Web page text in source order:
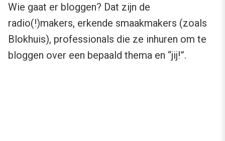
Wie gaat er bloggen? Dat zijn de
radio(!)makers, erkende smaakmakers (zoals
Blokhuis), professionals die ze inhuren om te
bloggen over een bepaald thema en “jij!”.